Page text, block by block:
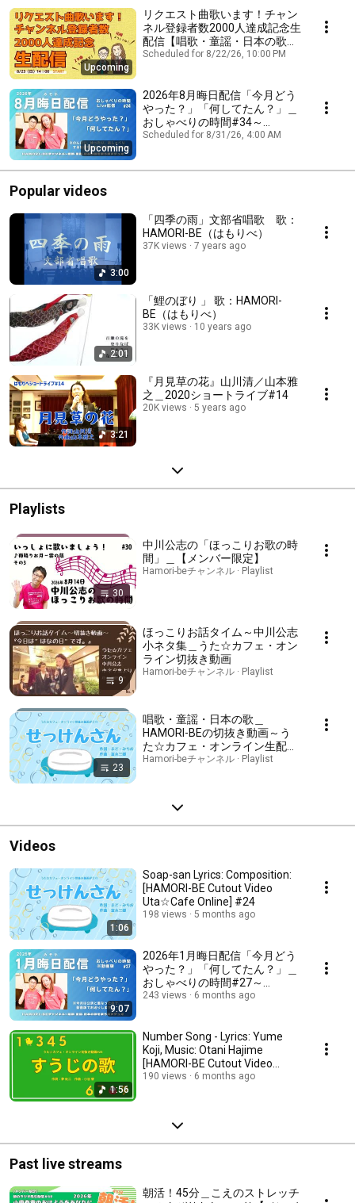
Upcoming
リクエスト曲歌います！チャン
ネル登録者数2000人達成記念生
配信【唱歌・童謡・日本の歌を
歌う男声デュオ～HAMORI-
Scheduled for 8/22/26, 10:00 PM
Upcoming
2026年8月晦日配信「今月どう
やった？」「何してたん？」＿
おしゃべりの時間#34～
HAMORI-BE唱歌・童謡・日本
Scheduled for 8/31/26, 4:00 AM
Popular videos
3:00
「四季の雨」文部省唱歌 歌：
HAMORI-BE（はもりべ）
37K views 7 years ago
2:01
「鯉のぼり 」 歌：HAMORI-
BE（はもりべ）
33K views 10 years ago
3:21
『月見草の花』山川清／山本雅
之＿2020ショートライブ#14
20K views 5 years ago
Playlists
30
中川公志の「ほっこりお歌の時
間」＿【メンバー限定】
Hamori-beチャンネル · Playlist
9
ほっこりお話タイム～中川公志
小ネタ集＿うた☆カフェ・オン
ライン切抜き動画
Hamori-beチャンネル · Playlist
23
唱歌・童謡・日本の歌＿
HAMORI-BEの切抜き動画～う
た☆カフェ・オンライン生配信
より
Hamori-beチャンネル · Playlist
Videos
1:06
Soap-san Lyrics: Composition:
[HAMORI-BE Cutout Video
Uta☆Cafe Online] #24
198 views 5 months ago
9:07
2026年1月晦日配信「今月どう
やった？」「何してたん？」＿
おしゃべりの時間#27～
HAMORI-BE唱歌・童謡・日本
243 views 6 months ago
1:56
Number Song - Lyrics: Yume
Koji, Music: Otani Hajime
[HAMORI-BE Cutout Video
Uta☆Cafe Online] #23
190 views 6 months ago
Past live streams
朝活！45分＿こえのストレッチ